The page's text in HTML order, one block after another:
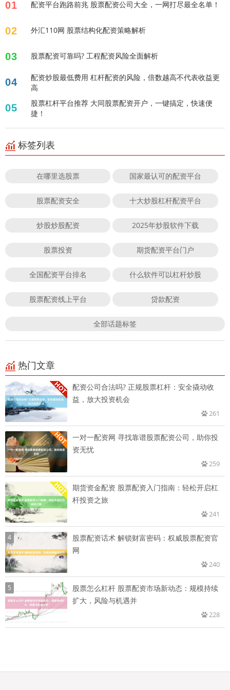
01 配资平台跑路前兆 股票配资公司大全，一网打尽最全名单！
02 外汇110网 股票结构化配资策略解析
03 股票配资可靠吗? 工程配资风险全面解析
04
配资炒股最低费用 杠杆配资的风险，倍数越高不代表收益更
高
05
股票杠杆平台推荐 大同股票配资开户，一键搞定，快速便
捷！
标签列表
在哪里选股票 国家最认可的配资平台
股票配资安全 十大炒股杠杆配资平台
炒股炒股配资 2025年炒股软件下载
股票投资 期货配资平台门户
全国配资平台排名 什么软件可以杠杆炒股
股票配资线上平台 贷款配资
全部话题标签
热门文章
配资公司合法吗? 正规股票杠杆：安全撬动收
益，放大投资机会
261
一对一配资网 寻找靠谱股票配资公司，助你投
资无忧
259
期货资金配资 股票配资入门指南：轻松开启杠
杆投资之旅
241
4
股票配资话术 解锁财富密码：权威股票配资官
网
240
5
股票怎么杠杆 股票配资市场新动态：规模持续
扩大，风险与机遇并
228